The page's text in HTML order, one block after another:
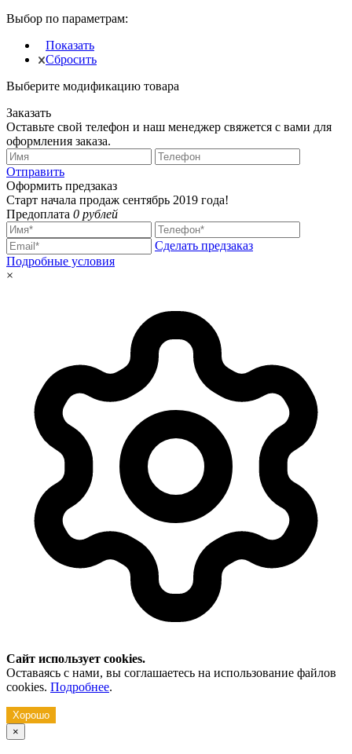
Выбор по параметрам:
Показать
Сбросить
Выберите модификацию товара
Заказать
Оставьте свой телефон и наш менеджер свяжется с вами для
оформления заказа.
Отправить
Оформить предзаказ
Старт начала продаж сентябрь 2019 года!
Предоплата 0 рублей
Сделать предзаказ
Подробные условия
×
Сайт использует cookies.
Оставаясь с нами, вы соглашаетесь на использование файлов
cookies. Подробнее.
Хорошо
×